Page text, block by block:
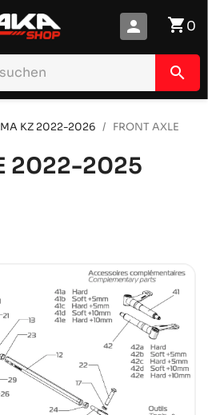
shopping_cart0
person
search
KZ 2022-2026 FRONT AXLE
2022-2025